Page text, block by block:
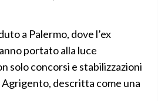
a Palermo, dove l’ex
portato alla luce
solo concorsi e stabilizzazioni
Agrigento, descritta come una